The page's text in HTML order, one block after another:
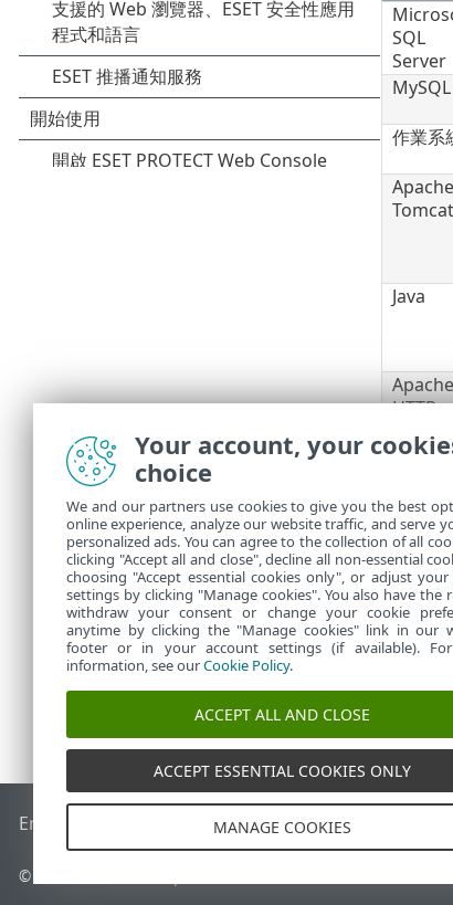
SQL
Server
MySQL
作業系
Apache
Tomcat
Java
Apache
HTTP
Proxy
End of Life ESET 論壇 ESET Status Portal
© 1992 - 2026 ESET, spol. s r.o. - 保留所有權利。
Your account, your
choice
We and our partners use cookies to give you the best
online experience, analyze our website traffic, and serve
personalized ads. You can agree to the collection of all
clicking "Accept all and close", decline all non-essential
choosing "Accept essential cookies only", or adjust your
settings by clicking "Manage cookies". You also have the
withdraw your consent or change your cookie
anytime by clicking the "Manage cookies" link in our
footer or in your account settings (if available).
information, see ourCookie Policy.
ACCEPT ALL AND CLOSE
ACCEPT ESSENTIAL COOKIES ONLY
MANAGE COOKIES